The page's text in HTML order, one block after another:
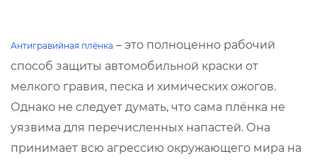
Антигравийная плёнка – это полноценно рабочий
способ защиты автомобильной краски от
мелкого гравия, песка и химических ожогов.
Однако не следует думать, что сама плёнка не
уязвима для перечисленных напастей. Она
принимает всю агрессию окружающего мира на